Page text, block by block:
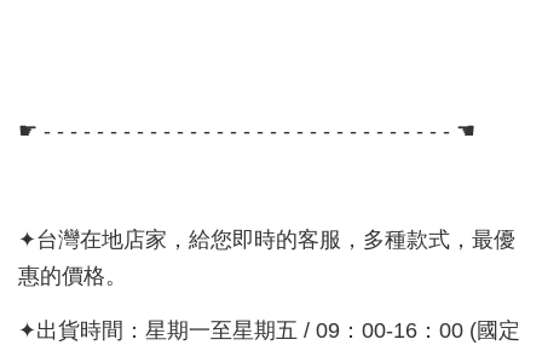
☛ - - - - - - - - - - - - - - - - - - - - - - - - - - - - - - - ☚
✦台灣在地店家，給您即時的客服，多種款式，最優
惠的價格。
✦出貨時間：星期一至星期五 / 09：00-16：00 (國定